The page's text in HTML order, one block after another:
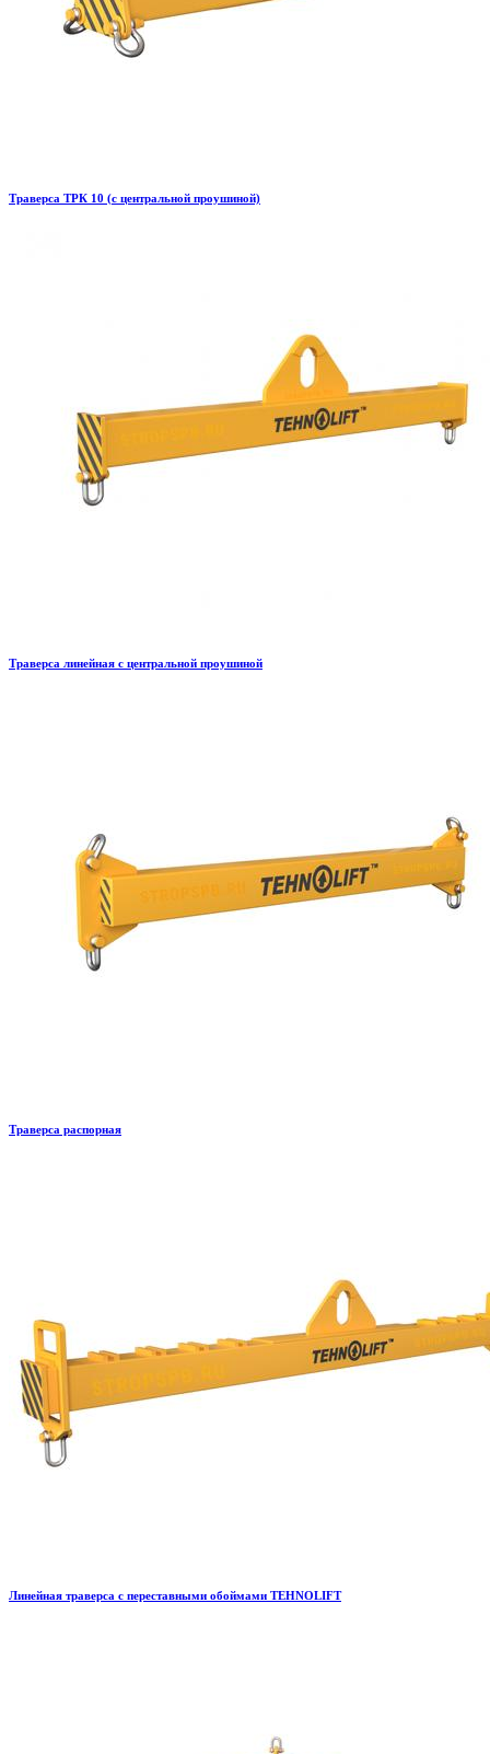
Траверса ТРК 10 (с центральной проушиной)
Траверса линейная с центральной проушиной
Траверса распорная
Линейная траверса с переставными обоймами TEHNOLIFT